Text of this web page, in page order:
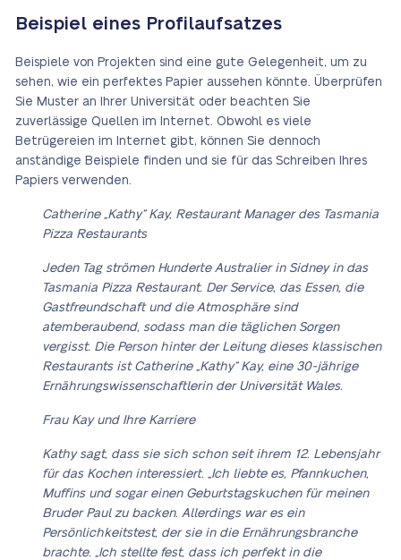
Beispiel eines Profilaufsatzes
Beispiele von Projekten sind eine gute Gelegenheit, um zu
sehen, wie ein perfektes Papier aussehen könnte. Überprüfen
Sie Muster an Ihrer Universität oder beachten Sie
zuverlässige Quellen im Internet. Obwohl es viele
Betrügereien im Internet gibt, können Sie dennoch
anständige Beispiele finden und sie für das Schreiben Ihres
Papiers verwenden.
Catherine „Kathy“ Kay, Restaurant Manager des Tasmania
Pizza Restaurants
Jeden Tag strömen Hunderte Australier in Sidney in das
Tasmania Pizza Restaurant. Der Service, das Essen, die
Gastfreundschaft und die Atmosphäre sind
atemberaubend, sodass man die täglichen Sorgen
vergisst. Die Person hinter der Leitung dieses klassischen
Restaurants ist Catherine „Kathy“ Kay, eine 30-jährige
Ernährungswissenschaftlerin der Universität Wales.
Frau Kay und Ihre Karriere
Kathy sagt, dass sie sich schon seit ihrem 12. Lebensjahr
für das Kochen interessiert. „Ich liebte es, Pfannkuchen,
Muffins und sogar einen Geburtstagskuchen für meinen
Bruder Paul zu backen. Allerdings war es ein
Persönlichkeitstest, der sie in die Ernährungsbranche
brachte. „Ich stellte fest, dass ich perfekt in die